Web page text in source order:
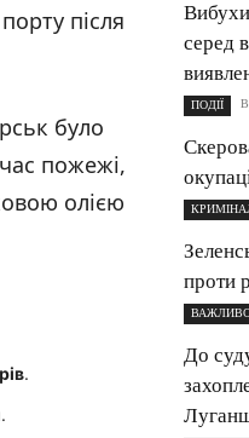
після
було
пожежі,
олією
.
серед
ПОДІЇ
проти
До